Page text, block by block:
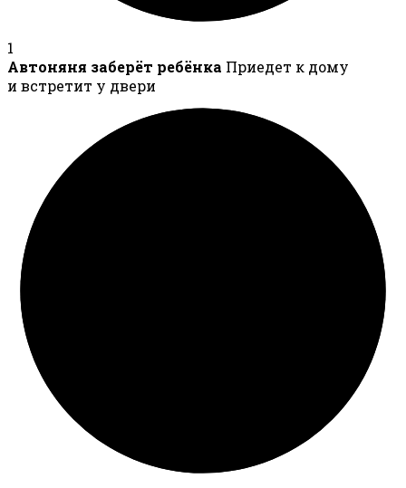
1
Автоняня заберёт ребёнка Приедет к дому
и встретит у двери